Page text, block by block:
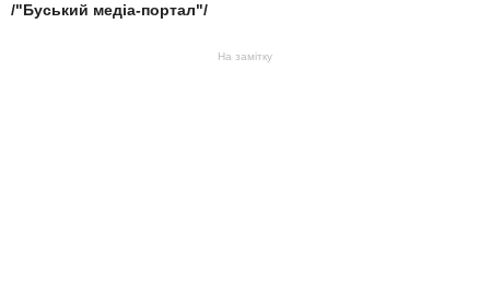
/"Буський медіа-портал"/
На замітку